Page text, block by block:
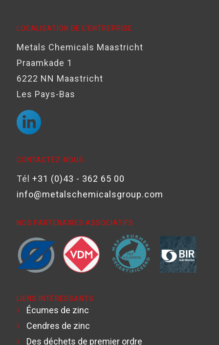
LOCALISATION DE L'ENTREPRISE
Metals Chemicals Maastricht
Praamkade 1
6222 NN Maastricht
Les Pays-Bas
CONTACTEZ-NOUS
Tél +31 (0)43 - 362 65 00
info@metalschemicalsgroup.com
NOS PARTENAIRES ASSOCIATIFS
LIENS INTÉRESSANTS
Écumes de zinc
Cendres de zinc
Des déchets de premier ordre